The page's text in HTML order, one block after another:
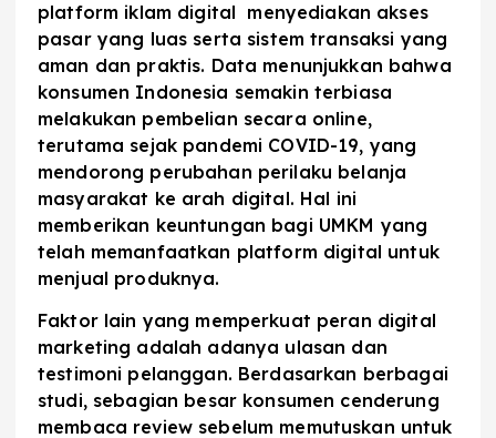
platform iklam digital menyediakan akses
pasar yang luas serta sistem transaksi yang
aman dan praktis. Data menunjukkan bahwa
konsumen Indonesia semakin terbiasa
melakukan pembelian secara online,
terutama sejak pandemi COVID-19, yang
mendorong perubahan perilaku belanja
masyarakat ke arah digital. Hal ini
memberikan keuntungan bagi UMKM yang
telah memanfaatkan platform digital untuk
menjual produknya.
Faktor lain yang memperkuat peran digital
marketing adalah adanya ulasan dan
testimoni pelanggan. Berdasarkan berbagai
studi, sebagian besar konsumen cenderung
membaca review sebelum memutuskan untuk